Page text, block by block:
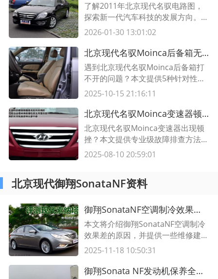
了解2011年北京现代名驭电路图，
探索新一代汽车科技的发展方向。该
电路图以表格形式展示，其中包含关
代名驭的全面了解，预测未来汽车领
域的创新趋势。
2026-01-30 13:01:02
北京现代名驭Moinca后备箱无法开启？5种专业解决方案指南
遇到北京现代名驭Moinca后备箱打
不开的问题？本文提供5种针对性解
决方案，涵盖机械故障、电路问题及
速恢复后备箱功能！
2025-10-15 21:16:11
北京现代名驭Moinca变速器顿挫问题全面排查指南｜专业维修技巧
北京现代名驭Moinca变速器出现顿
挫？本文提供专业级故障排查方法，
涵盖电路检测、油液分析及机械部件
2025-08-10 20:59:01
北京现代御翔SonataNF资料
御翔SonataNF空调制冷效果差的原因及维修建议
本文将介绍御翔SonataNF空调制冷
效果差的原因，并提供一些维修建
议，帮助您解决空调制冷效果不佳的
2025-11-18 10:50:31
御翔Sonata NF发动机保养全指南 专业维护技巧与周期表